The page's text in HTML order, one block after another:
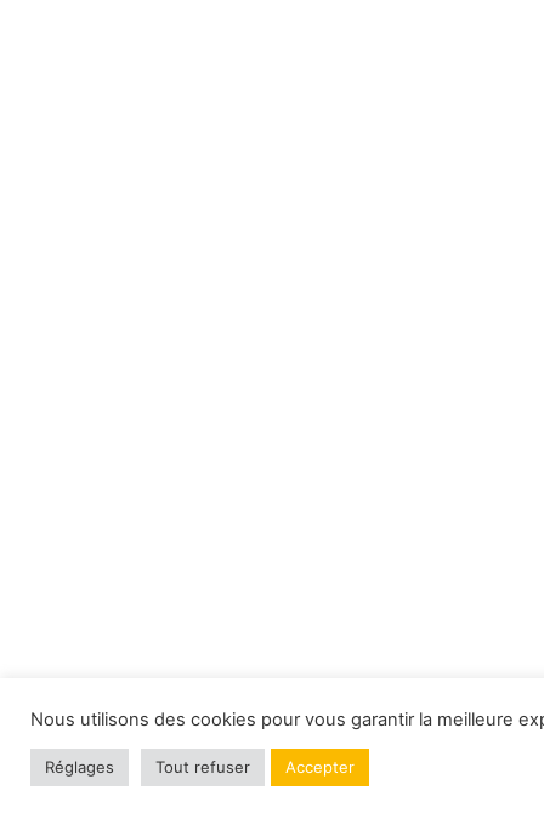
Nous utilisons des cookies pour vous garantir la meilleure
Réglages Tout refuser Accepter